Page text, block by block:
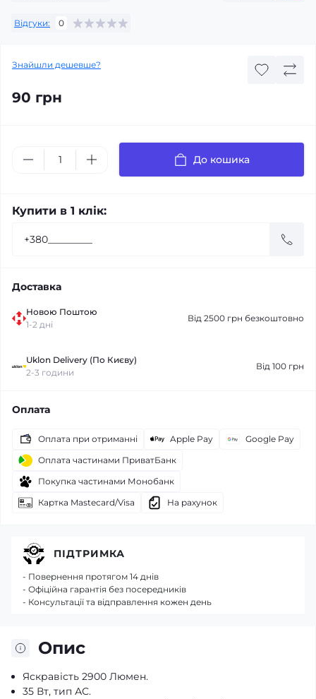
Відгуки: 0
Знайшли дешевше?
90 грн
До кошика
Купити в 1 клік:
Доставка
Новою Поштою
1-2 дні
Від 2500 грн безкоштовно
Uklon Delivery (По Києву)
2-3 години
Від 100 грн
Оплата
Оплата при отриманні Apple Pay
Google Pay
Оплата частинами ПриватБанк
Покупка частинами Монобанк
Картка Mastecard/Visa
На рахунок
Опис
Яскравість 2900 Люмен.
35 Вт, тип АС.
ПІДТРИМКА
- Повернення протягом 14 днів
- Офіційна гарантія без посередників
- Консультації та відправлення кожен день